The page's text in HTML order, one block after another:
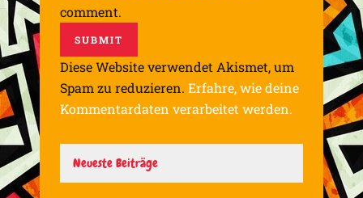
comment.
Diese Website verwendet Akismet, um
Spam zu reduzieren. Erfahre, wie deine
Kommentardaten verarbeitet werden.
Neueste Beiträge